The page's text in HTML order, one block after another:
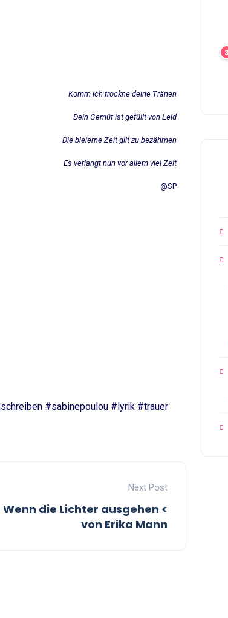
Komm ich trockne deine Tränen
Dein Gemüt ist gefüllt von Leid
Die bleierne Zeit gilt zu bezähmen
Es verlangt nun vor allem viel Zeit
@SP
#sabinepoulou #lyrik #trauer
Next Post
Wenn die Lichter ausgehen <
von Erika Mann